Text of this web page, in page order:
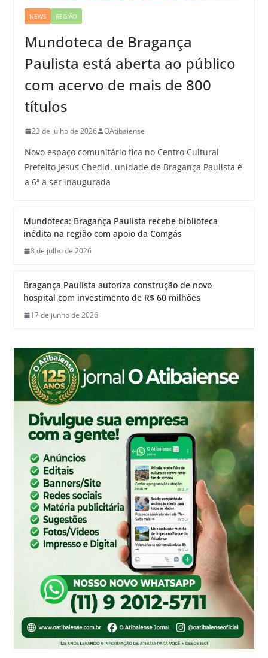
NEWS REGIÃO
Mundoteca de Bragança
Paulista está aberta ao público
com acervo de mais de 800
títulos
23 de julho de 2026 OAtibaiense
Novo espaço comunitário fica no Centro Cultural
Prefeito Jesus Chedid. unidade de Bragança Paulista é
a 6ª a ser inaugurada
Mundoteca: Bragança Paulista recebe biblioteca
inédita na região com apoio da Comgás
8 de julho de 2026
Bragança Paulista autoriza construção de novo
hospital com investimento de R$ 60 milhões
17 de junho de 2026